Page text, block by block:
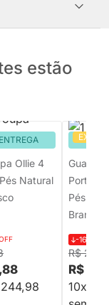
estão
Ollie 4
Natural
Portas
Pés
Branco
R$
-16%
R$
10x de